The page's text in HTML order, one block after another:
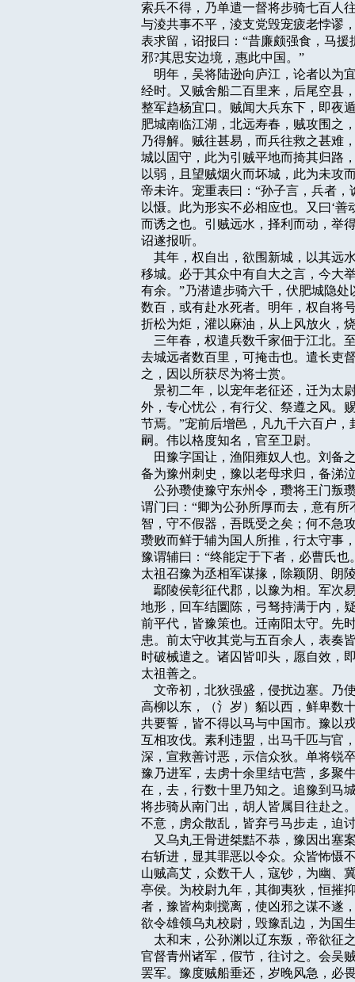
索兵不得，乃单遣一督将步骑七百人
与淩共事不平，淩支党毁宠疲老悖谬
表求留，诏报曰：“昔廉颇强食，马
邪?其思安边境，惠此中国。”
明年，吴将陆逊向庐江，论者以
经时。又贼舍船二百里来，后尾空县
整军趋杨宜口。贼闻大兵东下，即夜
肥城南临江湖，北远寿春，贼攻围之
乃得解。贼往甚易，而兵往救之甚难
城以固守，此为引贼平地而掎其归路
以弱，且望贼烟火而坏城，此为未攻
帝未许。宠重表曰：“孙子言，兵者
以慑。此为形实不必相应也。又曰‘
而诱之也。引贼远水，择利而动，举
诏遂报听。
其年，权自出，欲围新城，以其
移城。必于其众中有自大之言，今大
有余。”乃潜遣步骑六千，伏肥城隐
数百，或有赴水死者。明年，权自将
折松为炬，灌以麻油，从上风放火，
三年春，权遣兵数千家佃于江北
去城远者数百里，可掩击也。遣长吏
之，因以所获尽为将士赏。
景初二年，以宠年老征还，迁为
外，专心忧公，有行父、祭遵之风。
节焉。”宠前后增邑，凡九千六百户
嗣。伟以格度知名，官至卫尉。
田豫字国让，渔阳雍奴人也。刘
备为豫州刺史，豫以老母求归，备涕
公孙瓒使豫守东州令，瓒将王门
谓门曰：“卿为公孙所厚而去，意有
智，守不假器，吾既受之矣；何不急
瓒败而鲜于辅为国人所推，行太守事
豫谓辅曰：“终能定于下者，必曹氏
太祖召豫为丞相军谋掾，除颖阴、朗
鄢陵侯彰征代郡，以豫为相。军
地形，回车结圜陈，弓驽持满于内，
前平代，皆豫策也。迁南阳太守。先
患。前太守收其党与五百余人，表奏
时破械遣之。诸囚皆叩头，愿自效，
太祖善之。
文帝初，北狄强盛，侵扰边塞。
高柳以东，（氵岁）貊以西，鲜卑数
共要誓，皆不得以马与中国市。豫以
互相攻伐。素利违盟，出马千匹与官
深，宣救善讨恶，示信众狄。单将锐
豫乃进军，去虏十余里结屯营，多聚
在，去，行数十里乃知之。追豫到马
将步骑从南门出，胡人皆属目往赴之
不意，虏众散乱，皆弃弓马步走，迫
又乌丸王骨进桀黠不恭，豫因出
右斩进，显其罪恶以令众。众皆怖慑
山贼高艾，众数干人，寇钞，为幽、
亭侯。为校尉九年，其御夷狄，恒摧
者，豫皆构刺搅离，使凶邪之谋不遂
欲令雄领乌丸校尉，毁豫乱边，为国
太和末，公孙渊以辽东叛，帝欲
官督青州诸军，假节，往讨之。会吴
罢军。豫度贼船垂还，岁晚风急，必